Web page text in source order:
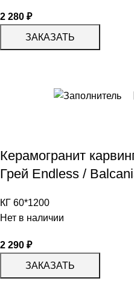
2 280 ₽
ЗАКАЗАТЬ
Керамогранит
Грей Endless /
КГ 60*1200
Нет в наличии
2 290 ₽
ЗАКАЗАТЬ